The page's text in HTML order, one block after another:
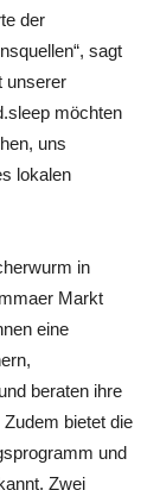
der
sagt
unserer
möchten
uns
lokalen
in
Markt
eine
beraten ihre
bietet die
und
Zwei